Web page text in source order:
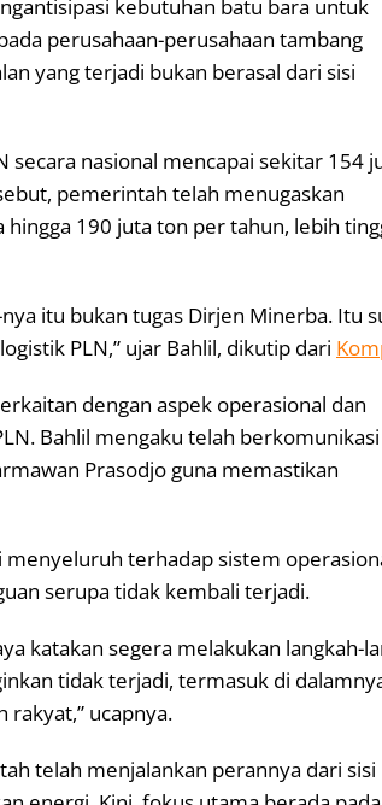
kebutuhan batu bara untuk
perusahaan-perusahaan tambang
yang terjadi bukan berasal dari sisi
secara nasional mencapai sekitar 154
pemerintah telah menugaskan
190 juta ton per tahun, lebih
itu bukan tugas Dirjen Minerba. Itu
PLN,” ujar Bahlil, dikutip dari
dengan aspek operasional dan
Bahlil mengaku telah berkomunikasi
Prasodjo guna memastikan
terhadap sistem
serupa tidak kembali terjadi.
katakan segera melakukan langkah-
tidak terjadi, termasuk di
rakyat,” ucapnya.
telah menjalankan perannya dari sisi